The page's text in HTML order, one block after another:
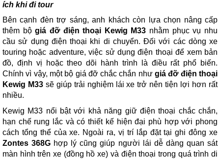
ích khi đi tour
Bên cạnh đèn trợ sáng, anh khách còn lựa chọn nâng cấp
thêm bộgiá đỡ điện thoại Kewig M33 nhằm phục vụ nhu
cầu sử dụng điện thoại khi di chuyển. Đối với các dòng xe
touring hoặc adventure, việc sử dụng điện thoại để xem bản
đồ, định vị hoặc theo dõi hành trình là điều rất phổ biến.
Chính vì vậy, một bộ giá đỡ chắc chắn nhưgiá đỡ điện thoại
Kewig M33sẽ giúp trải nghiệm lái xe trở nên tiện lợi hơn rất
nhiều.
Kewig M33 nổi bật với khả năng giữ điện thoại chắc chắn,
hạn chế rung lắc và có thiết kế hiện đại phù hợp với phong
cách tổng thể của xe. Ngoài ra, vị trí lắp đặt tại ghi đông xe
Zontes 368G hợp lý cũng giúp người lái dễ dàng quan sát
màn hình trên xe (đồng hồ xe) và điện thoại trong quá trình di